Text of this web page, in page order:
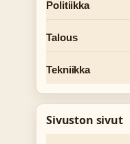
Politiikka
Talous
Tekniikka
Sivuston sivut